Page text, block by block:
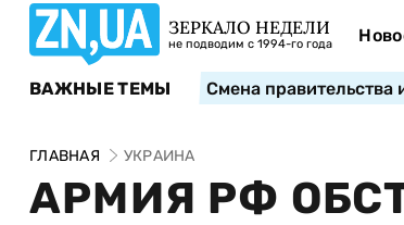
ЗЕРКАЛО НЕДЕЛИ
не подводим с 1994-го года
ВАЖНЫЕ ТЕМЫ Смена правительства
ГЛАВНАЯ УКРАИНА
АРМИЯ РФ